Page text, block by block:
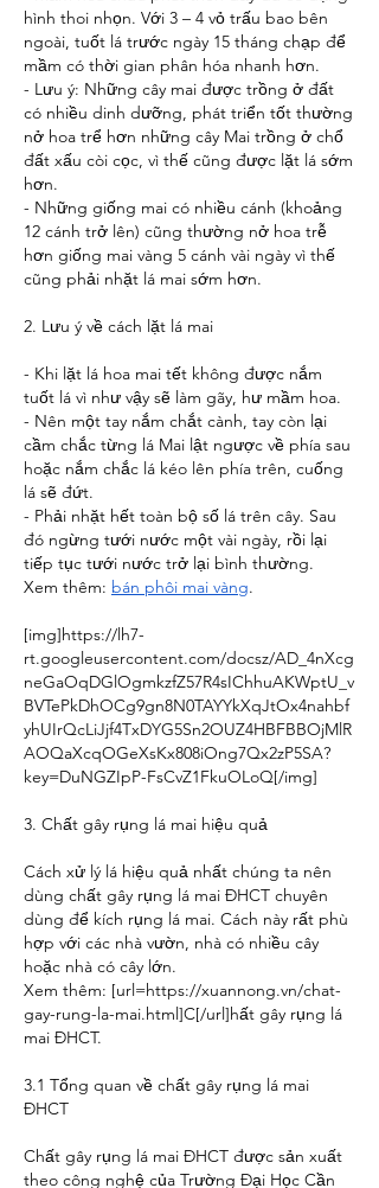
hình thoi nhọn. Với 3 – 4 vỏ trấu bao bên
ngoài, tuốt lá trước ngày 15 tháng chạp để
mầm có thời gian phân hóa nhanh hơn.
- Lưu ý: Những cây mai được trồng ở đất
có nhiều dinh dưỡng, phát triển tốt thường
nở hoa trể hơn những cây Mai trồng ở chổ
đất xấu còi cọc, vì thế cũng được lặt lá sớm
hơn.
- Những giống mai có nhiều cánh (khoảng
12 cánh trở lên) cũng thường nở hoa trễ
hơn giống mai vàng 5 cánh vài ngày vì thế
cũng phải nhặt lá mai sớm hơn.
2. Lưu ý về cách lặt lá mai
- Khi lặt lá hoa mai tết không được nắm
tuốt lá vì như vậy sẽ làm gãy, hư mầm hoa.
- Nên một tay nắm chắt cành, tay còn lại
cầm chắc từng lá Mai lật ngược về phía sau
hoặc nắm chắc lá kéo lên phía trên, cuống
lá sẽ đứt.
- Phải nhặt hết toàn bộ số lá trên cây. Sau
đó ngừng tưới nước một vài ngày, rồi lại
tiếp tục tưới nước trở lại bình thường.
Xem thêm: bán phôi mai vàng.
[img]https://lh7-
rt.googleusercontent.com/docsz/AD_4nXcg
neGaOqDGlOgmkzfZ57R4sIChhuAKWptU_v
BVTePkDhOCg9gn8N0TAYYkXqJtOx4nahbf
yhUIrQcLiJjf4TxDYG5Sn2OUZ4HBFBBOjMlR
AOQaXcqOGeXsKx808iOng7Qx2zP5SA?
key=DuNGZIpP-FsCvZ1FkuOLoQ[/img]
3. Chất gây rụng lá mai hiệu quả
Cách xử lý lá hiệu quả nhất chúng ta nên
dùng chất gây rụng lá mai ĐHCT chuyên
dùng để kích rụng lá mai. Cách này rất phù
hợp với các nhà vườn, nhà có nhiều cây
hoặc nhà có cây lớn.
Xem thêm: [url=https://xuannong.vn/chat-
gay-rung-la-mai.html]C[/url]hất gây rụng lá
mai ĐHCT.
3.1 Tổng quan về chất gây rụng lá mai
ĐHCT
Chất gây rụng lá mai ĐHCT được sản xuất
theo công nghệ của Trường Đại Học Cần